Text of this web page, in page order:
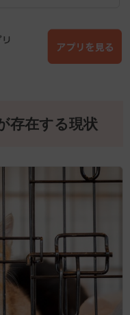
存在する現状